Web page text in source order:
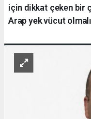
için dikkat çeken bir
Arap yek vücut